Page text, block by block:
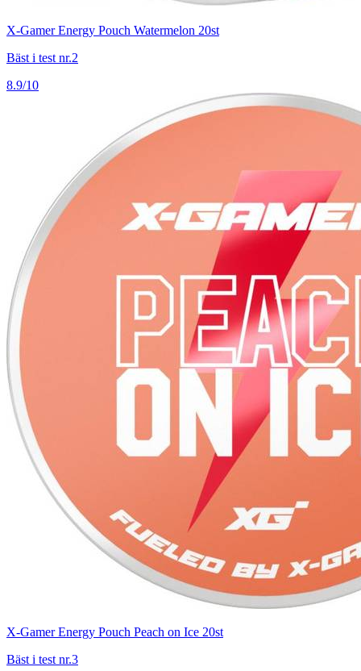
X-Gamer Energy Pouch Watermelon 20st
Bäst i test nr.2
8.9/10
X-Gamer Energy Pouch Peach on Ice 20st
Bäst i test nr.3